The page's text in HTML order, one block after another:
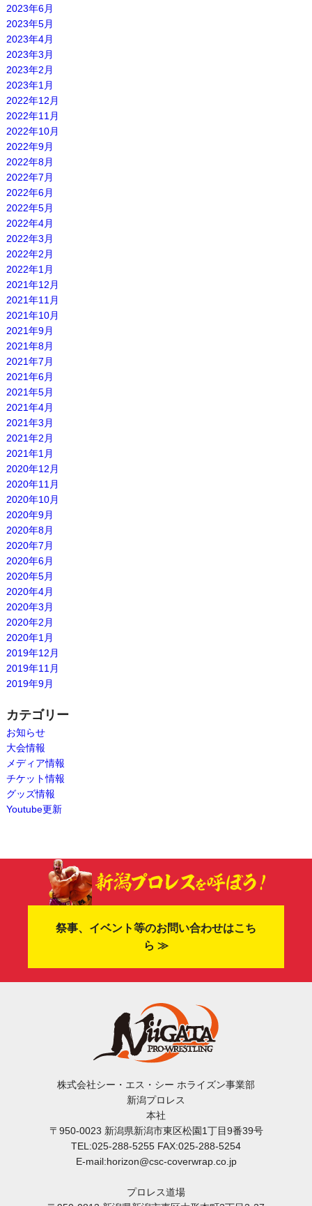
2023年6月
2023年5月
2023年4月
2023年3月
2023年2月
2023年1月
2022年12月
2022年11月
2022年10月
2022年9月
2022年8月
2022年7月
2022年6月
2022年5月
2022年4月
2022年3月
2022年2月
2022年1月
2021年12月
2021年11月
2021年10月
2021年9月
2021年8月
2021年7月
2021年6月
2021年5月
2021年4月
2021年3月
2021年2月
2021年1月
2020年12月
2020年11月
2020年10月
2020年9月
2020年8月
2020年7月
2020年6月
2020年5月
2020年4月
2020年3月
2020年2月
2020年1月
2019年12月
2019年11月
2019年9月
カテゴリー
お知らせ
大会情報
メディア情報
チケット情報
グッズ情報
Youtube更新
祭事、イベント等のお問い合わせはこち
ら ≫
株式会社シー・エス・シー ホライズン事業部
新潟プロレス
本社
〒950-0023 新潟県新潟市東区松園1丁目9番39号
TEL:025-288-5255 FAX:025-288-5254
E-mail:horizon@csc-coverwrap.co.jp
プロレス道場